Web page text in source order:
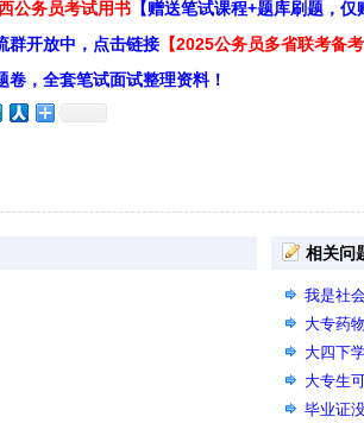
公务员考试用书 【赠送笔试课程+题库刷题，仅
群开放中，点击链接 【2025公务员多省联考备考
，全套笔试面试整理资料！
相关问
我是社
大专药
大四下
大专生
毕业证